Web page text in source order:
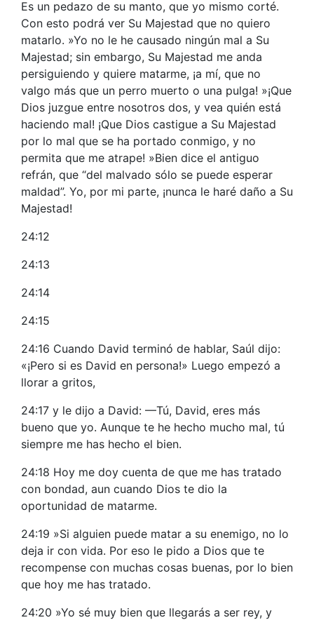
Es un pedazo de su manto, que yo mismo corté.
Con esto podrá ver Su Majestad que no quiero
matarlo. »Yo no le he causado ningún mal a Su
Majestad; sin embargo, Su Majestad me anda
persiguiendo y quiere matarme, ¡a mí, que no
valgo más que un perro muerto o una pulga! »¡Que
Dios juzgue entre nosotros dos, y vea quién está
haciendo mal! ¡Que Dios castigue a Su Majestad
por lo mal que se ha portado conmigo, y no
permita que me atrape! »Bien dice el antiguo
refrán, que “del malvado sólo se puede esperar
maldad”. Yo, por mi parte, ¡nunca le haré daño a Su
Majestad!
24:12
24:13
24:14
24:15
24:16 Cuando David terminó de hablar, Saúl dijo:
«¡Pero si es David en persona!» Luego empezó a
llorar a gritos,
24:17 y le dijo a David: —Tú, David, eres más
bueno que yo. Aunque te he hecho mucho mal, tú
siempre me has hecho el bien.
24:18 Hoy me doy cuenta de que me has tratado
con bondad, aun cuando Dios te dio la
oportunidad de matarme.
24:19 »Si alguien puede matar a su enemigo, no lo
deja ir con vida. Por eso le pido a Dios que te
recompense con muchas cosas buenas, por lo bien
que hoy me has tratado.
24:20 »Yo sé muy bien que llegarás a ser rey, y